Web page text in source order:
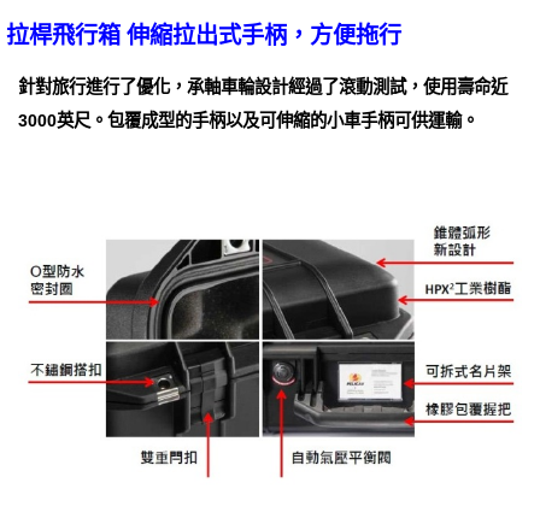
拉桿飛行箱 伸縮拉出式手柄，方便拖行
針對旅行進行了優化，承軸車輪設計經過了滾動測試，使用壽命近
3000英尺。包覆成型的手柄以及可伸縮的小車手柄可供運輸。